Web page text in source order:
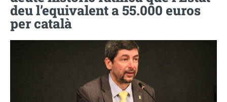
deu l’equivalent a 55.000 euros
per català